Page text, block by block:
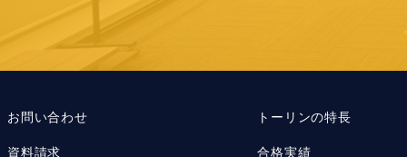
お問い合わせ
資料請求
トーリンの特長
合格実績